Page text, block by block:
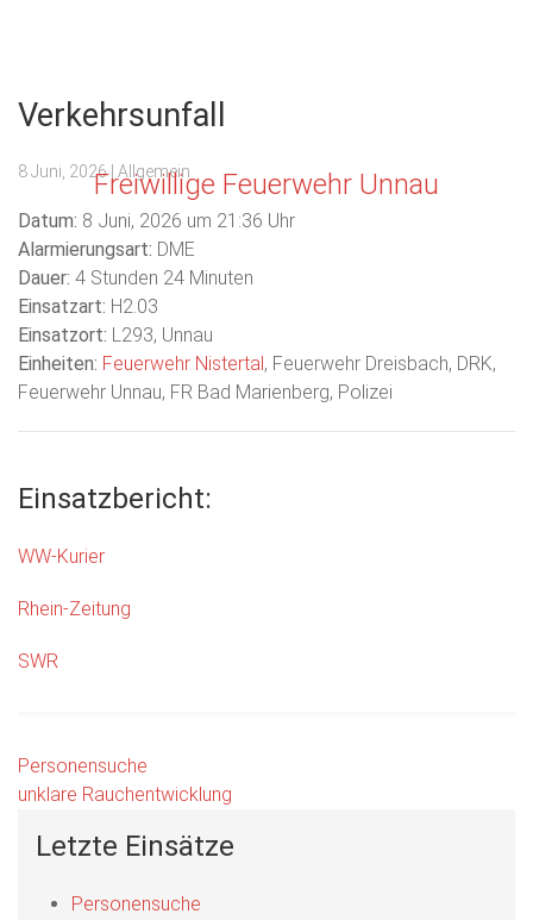
Freiwillige Feuerwehr Unnau
Verkehrsunfall
8 Juni, 2026| Allgemein
Datum: 8 Juni, 2026 um 21:36 Uhr
Alarmierungsart: DME
Dauer: 4 Stunden 24 Minuten
Einsatzart: H2.03
Einsatzort: L293, Unnau
Einheiten: Feuerwehr Nistertal, Feuerwehr Dreisbach, DRK,
Feuerwehr Unnau, FR Bad Marienberg, Polizei
Einsatzbericht:
WW-Kurier
Rhein-Zeitung
SWR
Beitragsnavigation
Personensuche
unklare Rauchentwicklung
Letzte Einsätze
Personensuche